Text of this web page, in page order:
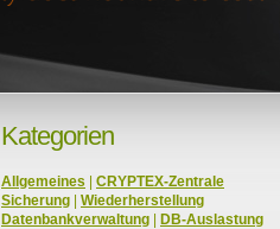
Kategorien
Allgemeines
CRYPTEX-Zentrale
Sicherung
Wiederherstellung
Datenbankverwaltung
DB-Auslastung